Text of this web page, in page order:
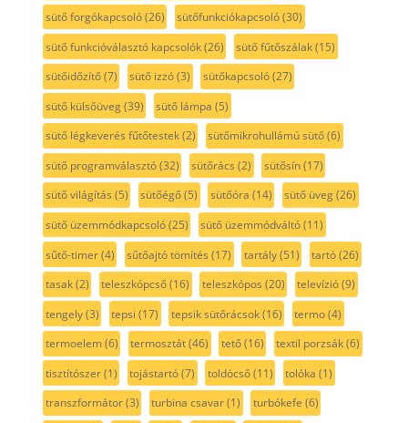
sütő forgókapcsoló(26) sütőfunkciókapcsoló(30)
sütő funkcióválasztó kapcsolók(26) sütő fűtőszálak(15)
sütőidőzítő(7) sütő izzó(3) sütőkapcsoló(27)
sütő külsőüveg(39) sütő lámpa (5)
sütő légkeverés fűtőtestek(2) sütőmikrohullámú sütő(6)
sütő programválasztó(32) sütőrács (2) sütősín(17)
sütő világítás (5) sütőégő(5) sütőóra (14) sütő üveg(26)
sütő üzemmódkapcsoló(25) sütő üzemmódváltó(11)
sűtő-timer(4) sűtőajtó tömítés (17) tartály(51) tartó(26)
tasak(2) teleszkópcső(16) teleszkópos (20) televízió(9)
tengely(3) tepsi (17) tepsik sütőrácsok(16) termo(4)
termoelem(6) termosztát(46) tető(16) textil porzsák(6)
tisztítószer(1) tojástartó(7) toldócső(11) tolóka (1)
transzformátor(3) turbina csavar(1) turbókefe (6)